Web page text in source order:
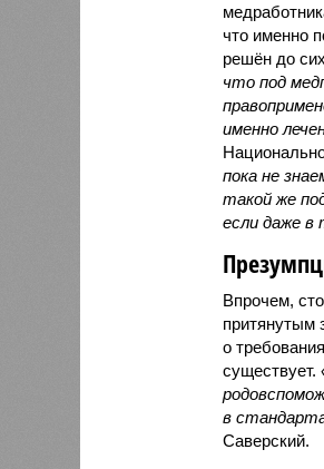
что именно
решён до
что под
именно
пока не
такой же
если даже в
Впрочем,
притянутым
о
существует.
в
Саверский.